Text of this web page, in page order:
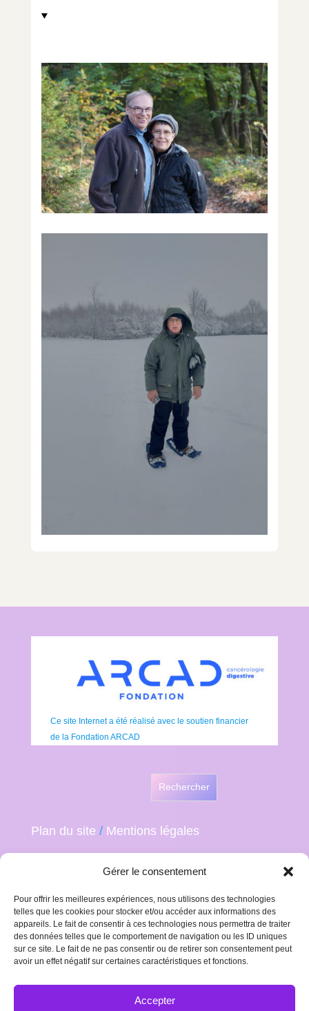
Gérer le consentement
Pour offrir les meilleures expériences, nous utilisons des technologies
telles que les cookies pour stocker et/ou accéder aux informations des
appareils. Le fait de consentir à ces technologies nous permettra de traiter
des données telles que le comportement de navigation ou les ID uniques
sur ce site. Le fait de ne pas consentir ou de retirer son consentement peut
avoir un effet négatif sur certaines caractéristiques et fonctions.
Accepter
Ce site Internet a été réalisé avec le soutien financier
de la Fondation ARCAD
Rechercher
Plan du site / Mentions légales